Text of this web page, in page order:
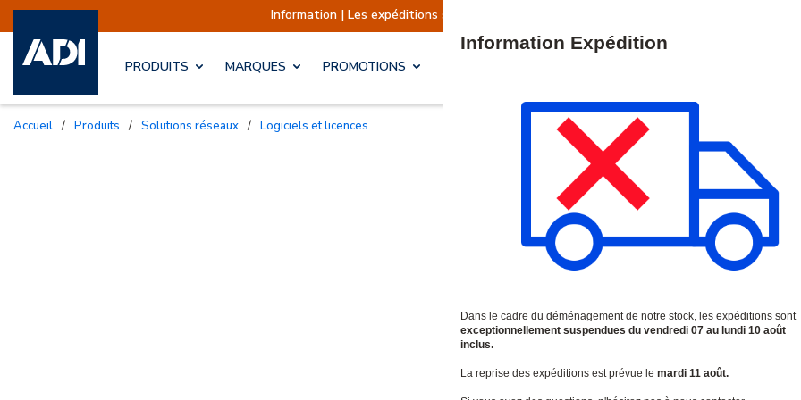
Information | Les expéditions sont actuellement suspendues Reprise prévue le
PRODUITS MARQUES PROMOTIONS
Accueil / Produits / Solutions réseaux / Logiciels et licences